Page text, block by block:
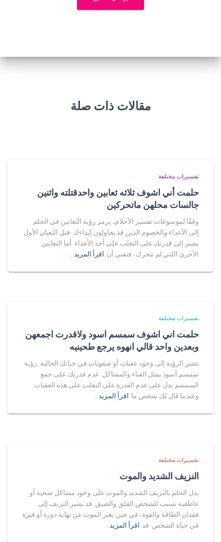
مقالات ذات صلة
تفسيرات مختلفة
حلمت أني اشوف ثلاثه ثعابين واحدقتلته واثنين
جالسات محلهن ماتحركين
وفقًا لموسوعات تفسير الأحلام، يرمز رؤية الثعابين في الحلم
إلى الأعداء والخصوم الذين قد يحاولون إيذاءك. قتل الثعبان الأول
يشير إلى قدرتك على التغلب على أحد الأعداء. أما الثعابين
الأخرى اللتي لم تتحرك، فتعني أن اقرأ المزيد…
تفسيرات مختلفة
حلمت اني اشوف سمسم اسود ولاقدرت اجمعهن
وبعدين واحد قالي انهوه يرجع طحينيه
تشير الرؤية إلى وجود عقبات أو صعوبات في حياتك الحالية. رؤية
سمسم أسود يمثل العناء والمشاكل. عدم قدرتك على جمع
السمسم يدل على عدم القدرة على التغلب على هذه العقبات.
وعندما قال لك شخص ما اقرأ المزيد…
تفسيرات مختلفة
النزيف الشديد والموت
يدل الحلم بالنزيف الشديد والموت على وجود مشاكل صحية أو
عاطفية تسبب للشخص القلق والضيق. قد يشير النزيف إلى
فقدان الطاقة والقوة، في حين يعبر الموت عن نهاية دورة أو فترة
في حياة الشخص. قد اقرأ المزيد…